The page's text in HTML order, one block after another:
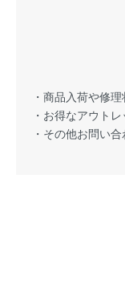
・商品入荷や修
・お得なアウト
・その他お問い